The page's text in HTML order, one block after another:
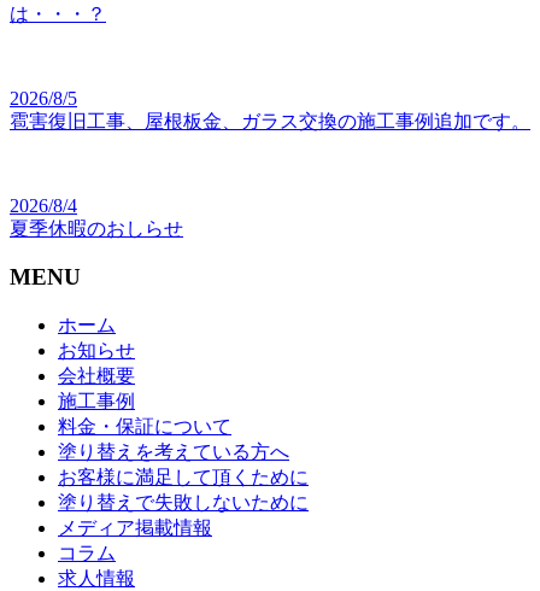
は・・・？
2026/8/5
雹害復旧工事、屋根板金、ガラス交換の施工事例追加です。
2026/8/4
夏季休暇のおしらせ
MENU
ホーム
お知らせ
会社概要
施工事例
料金・保証について
塗り替えを考えている方へ
お客様に満足して頂くために
塗り替えで失敗しないために
メディア掲載情報
コラム
求人情報